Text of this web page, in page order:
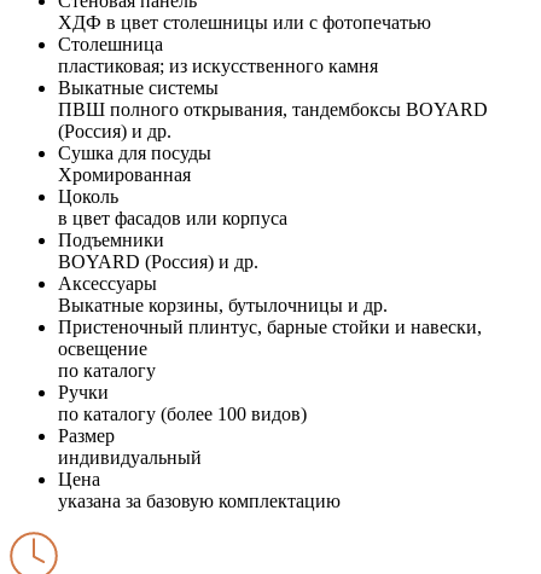
ХДФ в цвет столешницы или с фотопечатью
Столешница
пластиковая; из искусственного камня
Выкатные системы
ПВШ полного открывания, тандембоксы BOYARD
(Россия) и др.
Сушка для посуды
Хромированная
Цоколь
в цвет фасадов или корпуса
Подъемники
BOYARD (Россия) и др.
Аксессуары
Выкатные корзины, бутылочницы и др.
Пристеночный плинтус, барные стойки и навески,
освещение
по каталогу
Ручки
по каталогу (более 100 видов)
Размер
индивидуальный
Цена
указана за базовую комплектацию